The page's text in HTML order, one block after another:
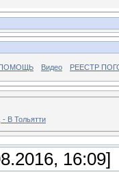
ПОМОЩЬ Видео РЕЕСТР
В Тольятти
16:09]